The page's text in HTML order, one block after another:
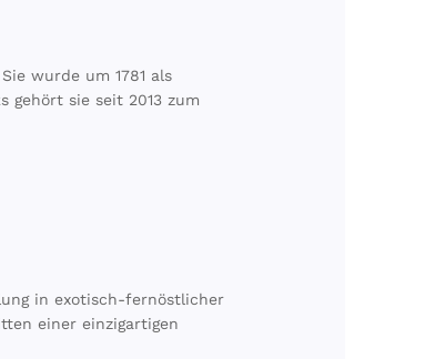
wurde um 1781 als
gehört sie seit 2013 zum
in exotisch-fernöstlicher
einer einzigartigen